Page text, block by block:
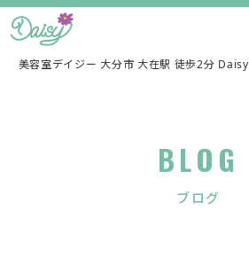
美容室デイジー 大分市 大在駅 徒歩2分 Daisy
BLOG
ブログ